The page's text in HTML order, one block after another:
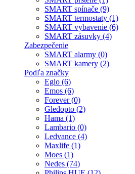
SMART spínače (9)
SMART termostaty (1)
SMART vybavenie (6)
SMART zásuvky (4)
Zabezpečenie
SMART alarmy (0)
SMART kamery (2)
Podľa značky
Eglo (6)
Emos (6)
Forever (0)
Gledopto (2)
Hama (1)
Lambario (0)
Ledvance (4)
Maxlife (1)
Moes (1)
Nedes (74)